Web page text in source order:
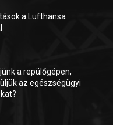
a Lufthansa
a repülőgépen,
az egészségügyi